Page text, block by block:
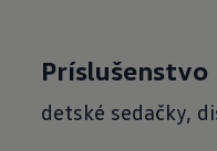
Príslušenstvo
detské sedačky,